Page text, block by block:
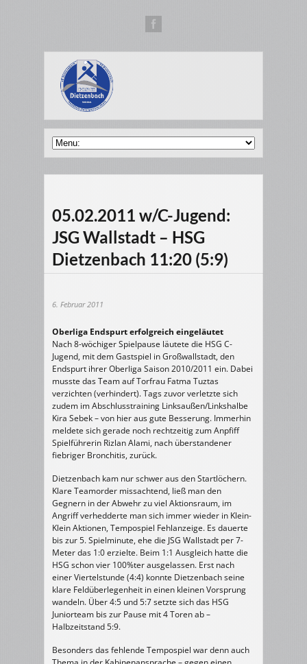
05.02.2011 w/C-Jugend:
JSG Wallstadt – HSG
Dietzenbach 11:20 (5:9)
6. Februar 2011
Oberliga Endspurt erfolgreich eingeläutet
Nach 8-wöchiger Spielpause läutete die HSG C-
Jugend, mit dem Gastspiel in Großwallstadt, den
Endspurt ihrer Oberliga Saison 2010/2011 ein. Dabei
musste das Team auf Torfrau Fatma Tuztas
verzichten (verhindert). Tags zuvor verletzte sich
zudem im Abschlusstraining Linksaußen/Linkshalbe
Kira Sebek – von hier aus gute Besserung. Immerhin
meldete sich gerade noch rechtzeitig zum Anpfiff
Spielführerin Rizlan Alami, nach überstandener
fiebriger Bronchitis, zurück.
Dietzenbach kam nur schwer aus den Startlöchern.
Klare Teamorder missachtend, ließ man den
Gegnern in der Abwehr zu viel Aktionsraum, im
Angriff verhedderte man sich immer wieder in Klein-
Klein Aktionen, Tempospiel Fehlanzeige. Es dauerte
bis zur 5. Spielminute, ehe die JSG Wallstadt per 7-
Meter das 1:0 erzielte. Beim 1:1 Ausgleich hatte die
HSG schon vier 100%ter ausgelassen. Erst nach
einer Viertelstunde (4:4) konnte Dietzenbach seine
klare Feldüberlegenheit in einen kleinen Vorsprung
wandeln. Über 4:5 und 5:7 setzte sich das HSG
Juniorteam bis zur Pause mit 4 Toren ab –
Halbzeitstand 5:9.
Besonders das fehlende Tempospiel war denn auch